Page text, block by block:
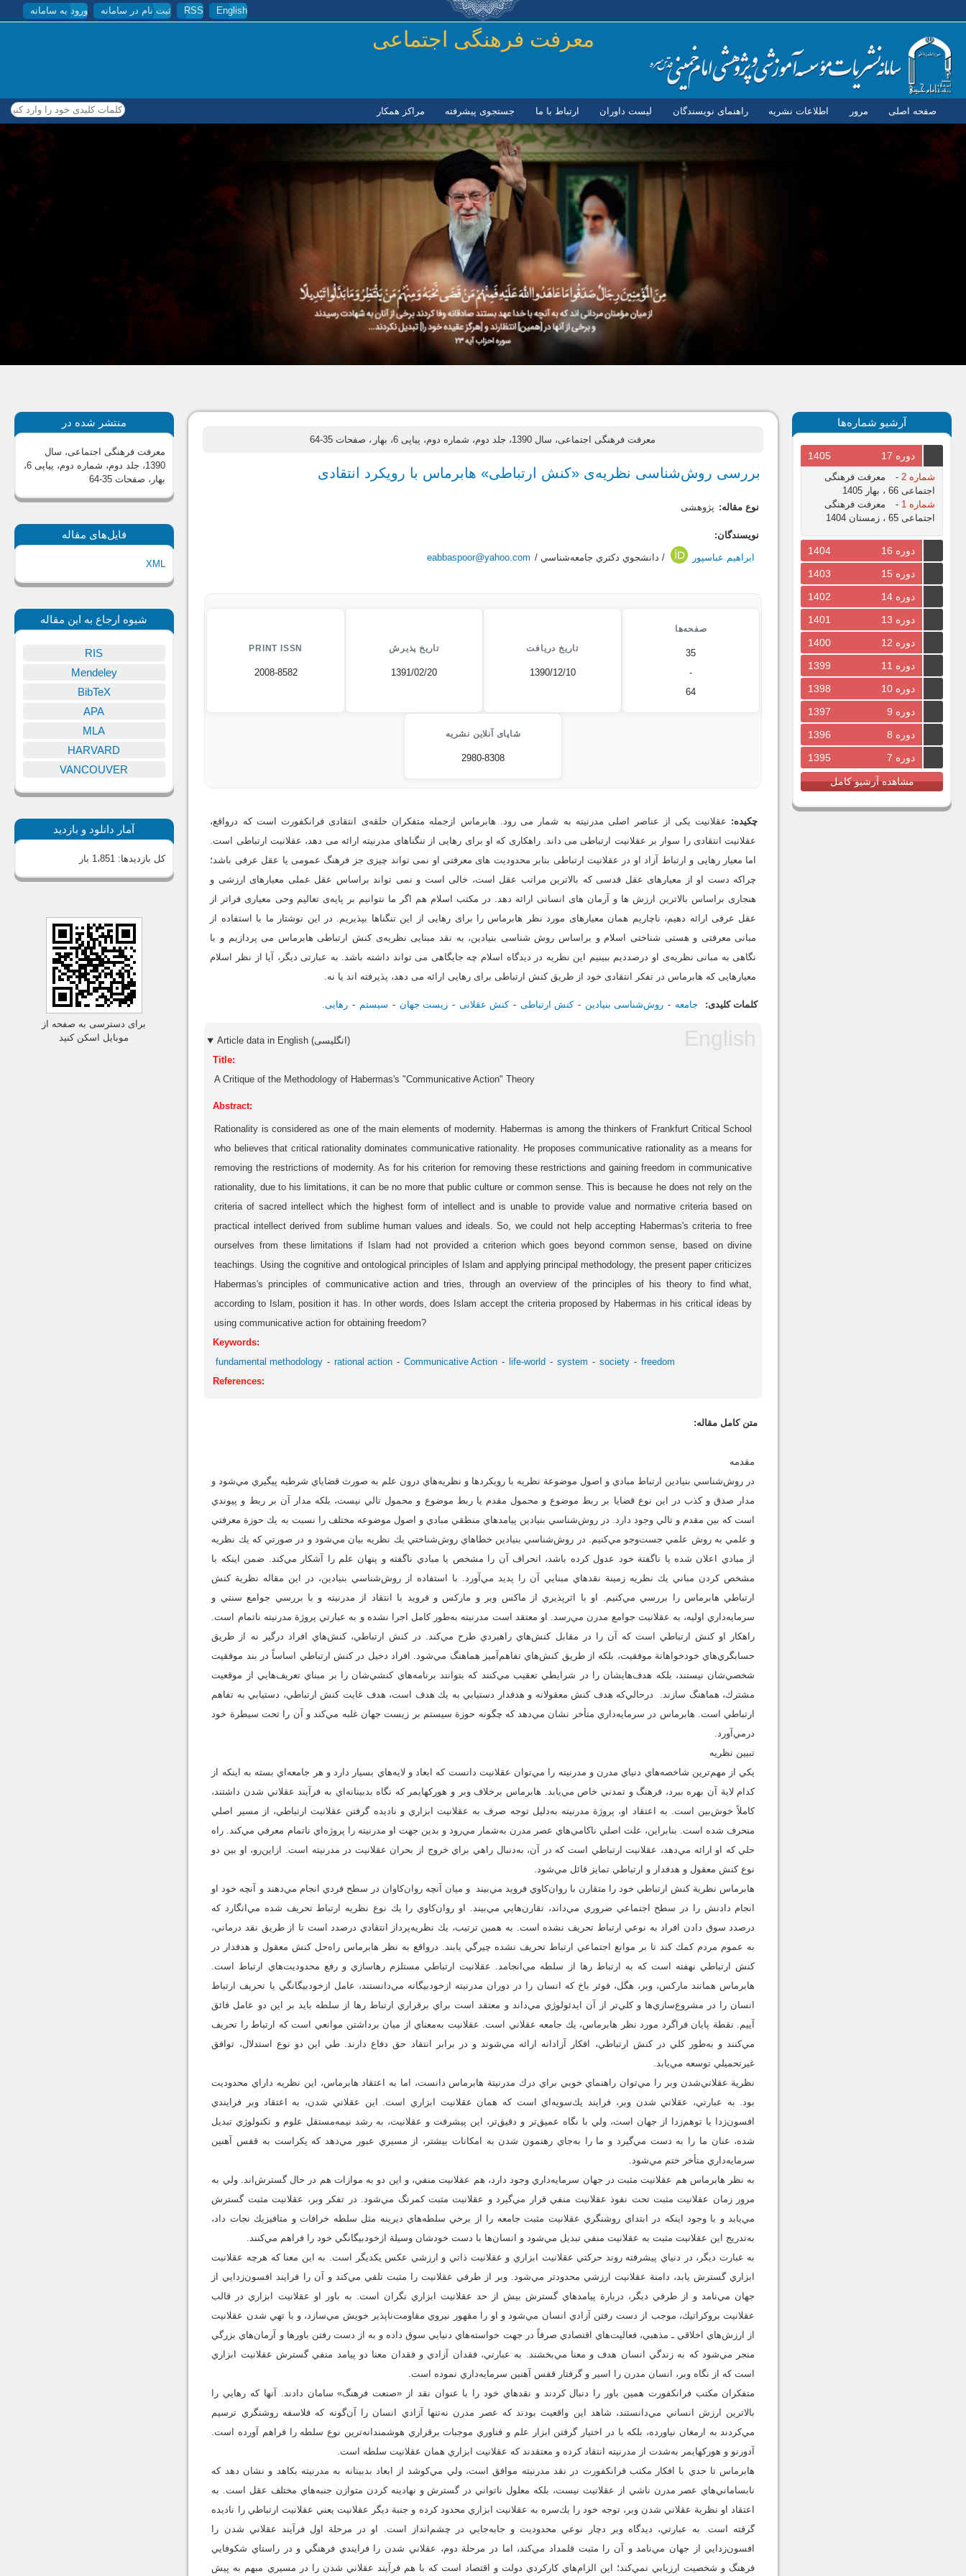
رفتن به محتوای اصلی English
RSS ثبت نام در سامانه ورود به سامانه
معرفت فرهنگی اجتماعی
صفحه اصلی مرور اطلاعات نشریه راهنمای نویسندگان لیست داوران ارتباط با ما جستجوی پیشرفته مراكز همكار کلمات کلیدی خود را وارد کنید
آرشیو شماره‌ها
دوره 17 1405
شماره 2 -
معرفت فرهنگی
اجتماعی 66 ، بهار 1405
شماره 1
-
معرفت فرهنگی
اجتماعی 65 ، زمستان 1404
دوره 16
1404
دوره 15
1403
دوره 14
1402
دوره 13
1401
دوره 12
1400
دوره 11
1399
دوره 10
1398
دوره 9
1397
دوره 8
1396
دوره 7
1395
مشاهده آرشیو کامل
معرفت فرهنگی اجتماعی، سال 1390، جلد دوم، شماره دوم، پیاپی 6، بهار ، صفحات 35-64
بررسی روش‌شناسی نظریه‌ی «کنش ارتباطی» هابرماس با رویکرد انتقادی
نوع مقاله: پژوهشی
نویسندگان:
ابراهیم عباسپور / دانشجوي دكتري جامعه‌شناسي / eabbaspoor@yahoo.com
صفحه‌ها
35
-
64
تاریخ دریافت
1390/12/10
تاریخ پذیرش
1391/02/20
PRINT ISSN
2008-8582
شاپای آنلاین نشریه
2980-8308
چکیده: عقلانیت یکی از عناصر اصلی مدرنیته به شمار می رود. هابرماس ازجمله متفکران حلقه‌ی انتقادی فرانکفورت است که درواقع،
عقلانیت انتقادی را سوار بر عقلانیت ارتباطی می داند. راهکاری که او برای رهایی از تنگناهای مدرنیته ارائه می دهد، عقلانیت ارتباطی است.
اما معیار رهایی و ارتباط آزاد او در عقلانیت ارتباطی بنابر محدودیت های معرفتی او نمی تواند چیزی جز فرهنگ عمومی یا عقل عرفی باشد؛
چراکه دست او از معیارهای عقل قدسی که بالاترین مراتب عقل است، خالی است و نمی تواند براساس عقل عملی معیارهای ارزشی و
هنجاری براساس بالاترین ارزش ها و آرمان های انسانی ارائه دهد. در مکتب اسلام هم اگر ما نتوانیم بر پایه‌ی تعالیم وحی معیاری فراتر از
عقل عرفی ارائه دهیم، ناچاریم همان معیارهای مورد نظر هابرماس را برای رهایی از این تنگناها بپذیریم. در این نوشتار ما با استفاده از
مبانی معرفتی و هستی شناختی اسلام و براساس روش شناسی بنیادین، به نقد مبنایی نظریه‌ی کنش ارتباطی هابرماس می پردازیم و با
نگاهی به مبانی نظریه‌ی او درصددیم ببینیم این نظریه در دیدگاه اسلام چه جایگاهی می تواند داشته باشد. به عبارتی دیگر، آیا از نظر اسلام
معیارهایی که هابرماس در تفکر انتقادی خود از طریق کنش ارتباطی برای رهایی ارائه می دهد، پذیرفته اند یا نه.
کلمات کلیدی: جامعه روش‌شناسی بنیادین کنش ارتباطی کنش عقلانی زیست جهان سیستم رهایی.
Article data in English (انگلیسی)
Title:
A Critique of the Methodology of Habermas's "Communicative Action" Theory
Abstract:
Rationality is considered as one of the main elements of modernity. Habermas is among the thinkers of Frankfurt Critical School
who believes that critical rationality dominates communicative rationality. He proposes communicative rationality as a means for
removing the restrictions of modernity. As for his criterion for removing these restrictions and gaining freedom in communicative
rationality, due to his limitations, it can be no more that public culture or common sense. This is because he does not rely on the
criteria of sacred intellect which the highest form of intellect and is unable to provide value and normative criteria based on
practical intellect derived from sublime human values and ideals. So, we could not help accepting Habermas's criteria to free
ourselves from these limitations if Islam had not provided a criterion which goes beyond common sense, based on divine
teachings. Using the cognitive and ontological principles of Islam and applying principal methodology, the present paper criticizes
Habermas's principles of communicative action and tries, through an overview of the principles of his theory to find what,
according to Islam, position it has. In other words, does Islam accept the criteria proposed by Habermas in his critical ideas by
using communicative action for obtaining freedom?
Keywords:
fundamental methodology
rational action Communicative Action life-world system society
freedom
References:
متن کامل مقاله:
مقدمه
در روش‌شناسي بنيادين ارتباط مبادي و اصول موضوعة نظريه با رويكردها و نظريه‌هاي درون علم به صورت قضاياي شرطيه پيگيري مي‌شود و
مدار صدق و كذب در اين نوع قضايا بر ربط موضوع و محمول مقدم يا ربط موضوع و محمول تالي نيست، بلكه مدار آن بر ربط و پيوندي
است كه بين مقدم و تالي وجود دارد. در روش‌شناسي بنيادين پيامدهاي منطقي مبادي و اصول موضوعه مختلف را نسبت به يك حوزة معرفتي
و علمي به روش علمي جست‌وجو مي‌كنيم. در روش‌شناسي بنيادين خطاهاي روش‌شناختي يك نظريه بيان مي‌شود و در صورتي كه يك نظريه
از مبادي اعلان شده يا ناگفتة خود عدول كرده باشد، انحراف آن را مشخص يا مبادي ناگفته و پنهان علم را آشكار مي‌كند. ضمن اينكه با
مشخص كردن مباني يك نظريه زمينة نقدهاي مبنايي آن را پديد مي‌آورد. با استفاده از روش‌شناسي بنيادين، در اين مقاله نظرية كنش
ارتباطي هابرماس را بررسي مي‌كنيم. او با اثرپذيري از ماكس وبر و ماركس و فرويد با انتقاد از مدرنيته و با بررسي جوامع سنتي و
سرمايه‌داري اوليه، به عقلانيت جوامع مدرن مي‌رسد. او معتقد است مدرنيته به‌طور كامل اجرا نشده و به عبارتي پروژة مدرنيته ناتمام است.
راهكار او كنش ارتباطي است كه آن را در مقابل كنش‌هاي راهبردي طرح مي‌كند. در كنش ارتباطي، كنش‌هاي افراد درگير نه از طريق
حسابگري‌هاي خودخواهانة موفقيت، بلكه از طريق كنش‌هاي تفاهم‌آميز هماهنگ مي‌شود. افراد دخيل در كنش ارتباطي اساساً در بند موفقيت
شخصي‌شان نيستند، بلكه هدف‌هايشان را در شرايطي تعقيب مي‌كنند كه بتوانند برنامه‌هاي كنشي‌شان را بر مبناي تعريف‌هايي از موقعيت
مشترك، هماهنگ سازند. درحالي‌كه هدف كنش معقولانه و هدفدار دستيابي به يك هدف است، هدف غايت كنش ارتباطي، دستيابي به تفاهم
ارتباطي است. هابرماس در سرمايه‌داري متأخر نشان مي‌دهد كه چگونه حوزة سيستم بر زيست جهان غلبه مي‌كند و آن را تحت سيطرة خود
درمي‌آورد.
تبيين نظريه
يكي از مهم‌ترين شاخصه‌هاي دنياي مدرن و مدرنيته را مي‌توان عقلانيت دانست كه ابعاد و لايه‌هاي بسيار دارد و هر جامعه‌اي بسته به اينكه از
كدام لاية آن بهره ببرد، فرهنگ و تمدني خاص مي‌يابد. هابرماس برخلاف وبر و هوركهايمر كه نگاه بدبينانه‌اي به فرآيند عقلاني شدن داشتند،
كاملاً خوش‌بين است. به اعتقاد او، پروژة مدرنيته به‌دليل توجه صرف به عقلانيت ابزاري و ناديده گرفتن عقلانيت ارتباطي، از مسير اصلي
منحرف شده است. بنابراين، علت اصلي ناكامي‌هاي عصر مدرن به‌شمار مي‌رود و بدين جهت او مدرنيته را پروژه‌اي ناتمام معرفي مي‌كند. راه
حلي كه او ارائه مي‌دهد، عقلانيت ارتباطي است كه در آن، به‌دنبال راهي براي خروج از بحران عقلانيت در مدرنيته است. ازاين‌رو، او بين دو
نوع كنش معقول و هدفدار و ارتباطي تمايز قائل مي‌شود.
هابرماس نظرية كنش ارتباطي خود را متقارن با روان‌كاوي فرويد مي‌‌بيند و ميان آنچه روان‌كاوان در سطح فردي انجام مي‌دهند و آنچه خود او
انجام دادنش را در سطح اجتماعي ضروري مي‌داند، تقارن‌هايي مي‌بيند. او روان‌كاوي را يك نوع نظريه ارتباط تحريف شده مي‌انگارد كه
درصدد سوق دادن افراد به نوعي ارتباط تحريف نشده است. به همين ترتيب، يك نظريه‌پرداز انتقادي درصدد است تا از طريق نقد درماني،
به عموم مردم كمك ‌كند تا بر موانع اجتماعي ارتباط تحريف نشده چيرگي يابند. درواقع به نظر هابرماس راه‌حل كنش معقول و هدفدار در
كنش ارتباطي نهفته است كه به ارتباط رها از سلطه مي‌انجامد. عقلانيت ارتباطي مستلزم رهاسازي و رفع محدوديت‌هاي ارتباط است.
هابرماس همانند ماركس، وبر، هگل، فوئر باخ كه انسان را در دوران مدرنيته ازخودبيگانه مي‌دانستند، عامل ازخودبيگانگي يا تحريف ارتباط
انسان را در مشروع‌سازي‌ها و كلي‌تر از آن ايدئولوژي مي‌داند و معتقد است براي برقراري ارتباط رها از سلطه بايد بر اين دو عامل فائق
آييم. نقطة پايان فراگرد مورد نظر هابرماس، ‌يك جامعه عقلاني است. عقلانيت به‌معناي از ميان برداشتن موانعي است كه ارتباط را تحريف
مي‌كنند و به‌طور كلي در كنش ارتباطي، افكار آزادانه ارائه مي‌شوند و در برابر انتقاد حق دفاع دارند. طي اين دو نوع استدلال، توافق
غيرتحميلي توسعه مي‌يابد.
نظرية عقلاني‌شدن وبر را مي‌توان راهنماي خوبي براي درك مدرنيتة هابرماس دانست، اما به اعتقاد هابرماس، اين نظريه داراي محدوديت
بود. به عبارتي، عقلاني شدن وبر، فرايند يك‌سويه‌اي است كه همان عقلانيت ابزاري است. اين عقلاني شدن، به اعتقاد وبر فرايندي
افسون‌زدا يا توهم‌زدا از جهان است، ولي با نگاه عميق‌تر و دقيق‌تر، اين پيشرفت و عقلانيت، به رشد نيمه‌مستقل علوم و تكنولوژي تبديل
شده، عنان ما را به دست مي‌گيرد و ما را به‌جاي رهنمون شدن به امكانات بيشتر، از مسيري عبور مي‌دهد كه يكراست به قفس آهنين
سرمايه‌داري متأخر ختم مي‌شود.
به نظر هابرماس هم عقلانيت مثبت در جهان سرمايه‌داري وجود دارد، هم عقلانيت منفي، و اين دو به موازات هم در حال گسترش‌اند. ولي به
مرور زمان عقلانيت مثبت تحت نفوذ عقلانيت منفي قرار مي‌گيرد و عقلانيت مثبت كمرنگ مي‌شود. در تفكر وبر، عقلانيت مثبت گسترش
مي‌يابد و با وجود اينكه در ابتداي روشنگري عقلانيت مثبت جامعه را از برخي سلطه‌هاي ديرينه مثل سلطه خرافات و متافيزيك نجات داد،
به‌تدريج اين عقلانيت مثبت به عقلانيت منفي تبديل مي‌شود و انسان‌ها با دست خودشان وسيلة ازخودبيگانگي خود را فراهم مي‌كنند.
به عبارت ديگر، در دنياي پيشرفته روند حركتي عقلانيت ابزاري و عقلانيت ذاتي و ارزشي عكس يكديگر است. به اين معنا كه هرچه عقلانيت
ابزاري گسترش يابد، دامنة عقلانيت ارزشي محدودتر مي‌شود. وبر از طرفي عقلانيت را مثبت تلقي مي‌كند و آن را فرايند افسون‌زدايي از
جهان مي‌نامد و از طرفي ديگر، دربارة پيامدهاي گسترش بيش از حد عقلانيت ابزاري نگران است. به باور او عقلانيت ابزاري در قالب
عقلانيت بروكراتيك، موجب از دست رفتن آزادي انسان مي‌شود و او را مقهور نيروي مقاومت‌ناپذير خويش مي‌سازد، و با تهي شدن عقلانيت
از ارزش‌هاي اخلاقي ـ مذهبي، فعاليت‌هاي اقتصادي صرفاً در جهت خواسته‌هاي دنيايي سوق داده و به از دست رفتن باورها و آرمان‌هاي بزرگي
منجر مي‌شود كه به زندگي انسان هدف و معنا مي‌بخشند. به عبارتي، فقدان آزادي و فقدان معنا دو پيامد منفي گسترش عقلانيت ابزاري
است كه از نگاه وبر، انسان مدرن را اسير و گرفتار قفس آهنين سرمايه‌داري نموده است.
متفكران مكتب فرانكفورت همين باور را دنبال كردند و نقدهاي خود را با عنوان نقد از «صنعت فرهنگ» سامان دادند. آنها كه رهايي را
بالاترين ارزش انساني مي‌دانستند، شاهد اين واقعيت بودند كه عصر مدرن نه‌تنها آزادي انسان را آن‌گونه كه فلاسفه روشنگري ترسيم
مي‌كردند به ارمغان نياورده، بلكه با در اختيار گرفتن ابزار علم و فناوري موجبات برقراري هوشمندانه‌ترين نوع سلطه را فراهم آورده است.
آدورنو و هوركهايمر به‌شدت از مدرنيته انتقاد كرده و معتقدند كه عقلانيت ابزاري همان عقلانيت سلطه است.
هابرماس تا حدي با افكار مكتب فرانكفورت در نقد مدرنيته موافق است، ولي مي‌كوشد از ابعاد بدبينانه به مدرنيته بكاهد و نشان دهد كه
نابساماني‌هاي عصر مدرن ناشي از عقلانيت نيست، بلكه معلول ناتواني در گسترش و نهادينه كردن متوازن جنبه‌هاي مختلف عقل است. به
اعتقاد او نظرية عقلاني شدن وبر، توجه خود را يك‌سره به عقلانيت ابزاري محدود كرده و جنبة ديگر عقلانيت يعني عقلانيت ارتباطي را ناديده
گرفته است. به عبارتي، ديدگاه وبر دچار نوعي محدوديت و جابه‌جايي در چشم‌انداز است. او در مرحلة اول فرآيند عقلاني شدن را
افسون‌زدايي از جهان مي‌نامد و آن را مثبت قلمداد مي‌كند، اما در مرحلة دوم، عقلاني شدن را فرايندي فرهنگي و در راستاي شكوفايي
فرهنگ و شخصيت ارزيابي نمي‌كند؛ اين الزام‌هاي كاركردي دولت و اقتصاد است كه با هم فرآيند عقلاني شدن را در مسيري مبهم به پيش
منتشر شده در
معرفت فرهنگی اجتماعی، سال
1390، جلد دوم، شماره دوم، پیاپی 6،
بهار ، صفحات 35-64
فایل‌های مقاله
XML
شیوه ارجاع به این مقاله
RIS
Mendeley
BibTeX
APA
MLA
HARVARD
VANCOUVER
آمار دانلود و بازدید
کل بازدیدها:1،851 بار
برای دسترسی به صفحه از
موبایل اسکن کنید